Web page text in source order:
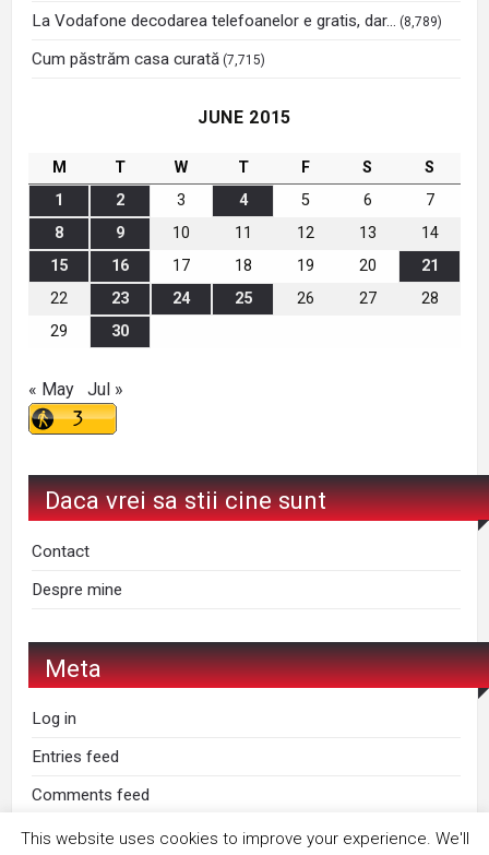
La Vodafone decodarea telefoanelor e gratis, dar… (8,789)
Cum păstrăm casa curată (7,715)
JUNE 2015
M T W T F S
S
1
2 3 4 5 6
7
8
9 10 11 12 13
14
15
16 17 18 19 20
21
22
23 24 25 26 27
28
29
30
« May Jul »
Daca vrei sa stii cine sunt
Contact
Despre mine
Meta
Log in
Entries feed
Comments feed
WordPress.org
This website uses cookies to improve your experience. We'll